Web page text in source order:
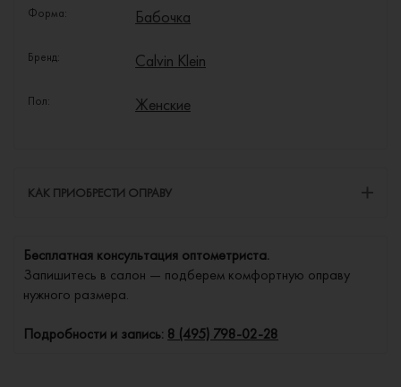
Форма: Бабочка
Бренд: Calvin Klein
Пол: Женские
КАК ПРИОБРЕСТИ ОПРАВУ
Бесплатная консультация оптометриста.
Запишитесь в салон — подберем комфортную оправу
нужного размера.
Подробности и запись: 8 (495) 798-02-28